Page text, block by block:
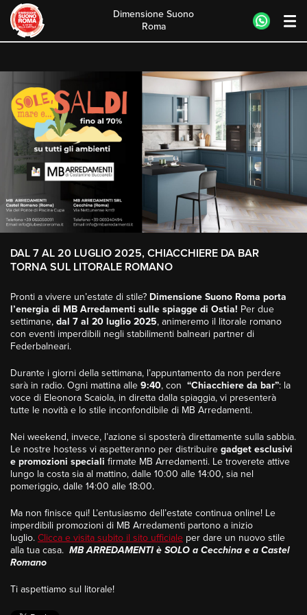
content
Dimensione Suono
Roma
DAL 7 AL 20 LUGLIO 2025, CHIACCHIERE DA BAR
TORNA SUL LITORALE ROMANO
Pronti a vivere un’estate di stile? Dimensione Suono Roma porta
l’energia di MB Arredamenti sulle spiagge di Ostia! Per due
settimane, dal 7 al 20 luglio 2025, animeremo il litorale romano
con eventi imperdibili negli stabilimenti balneari partner di
Federbalneari.
Durante i giorni della settimana, l’appuntamento da non perdere
sarà in radio. Ogni mattina alle 9:40, con “Chiacchiere da bar”: la
voce di Eleonora Scaiola, in diretta dalla spiaggia, vi presenterà
tutte le novità e lo stile inconfondibile di MB Arredamenti.
Nei weekend, invece, l’azione si sposterà direttamente sulla sabbia.
Le nostre hostess vi aspetteranno per distribuire gadget esclusivi
e promozioni speciali firmate MB Arredamenti. Le troverete attive
lungo la costa sia al mattino, dalle 10:00 alle 14:00, sia nel
pomeriggio, dalle 14:00 alle 18:00.
Ma non finisce qui! L’entusiasmo dell’estate continua online! Le
imperdibili promozioni di MB Arredamenti partono a inizio
luglio. Clicca e visita subito il sito ufficiale per dare un nuovo stile
alla tua casa. MB ARREDAMENTI è SOLO a Cecchina e a Castel
Romano
Ti aspettiamo sul litorale!